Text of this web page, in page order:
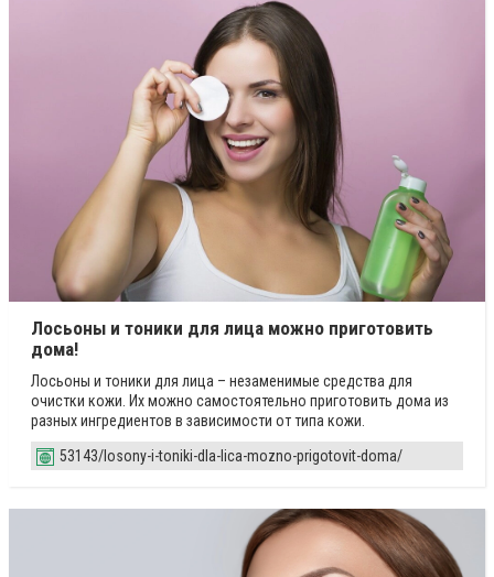
Лосьоны и тоники для лица можно приготовить
дома!
Лосьоны и тоники для лица – незаменимые средства для
очистки кожи. Их можно самостоятельно приготовить дома из
разных ингредиентов в зависимости от типа кожи.
53143/losony-i-toniki-dla-lica-mozno-prigotovit-doma/